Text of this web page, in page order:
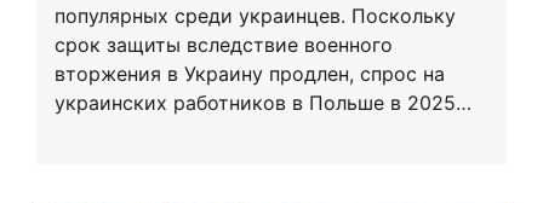
популярных среди украинцев. Поскольку
срок защиты вследствие военного
вторжения в Украину продлен, спрос на
украинских работников в Польше в 2025…